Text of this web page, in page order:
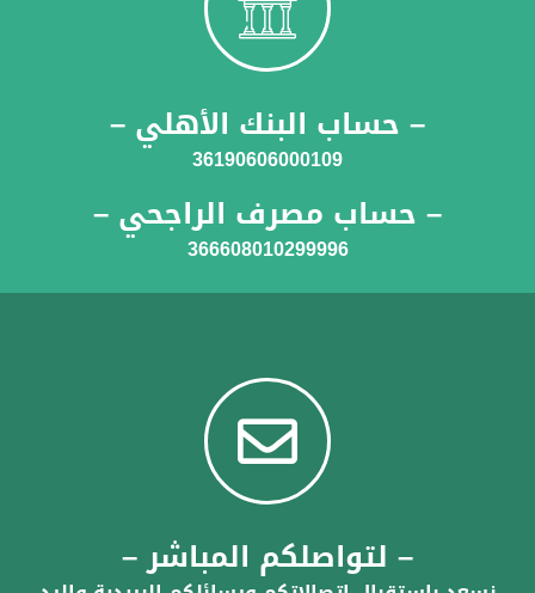
– حساب البنك الأهلي –
36190606000109
– حساب مصرف الراجحي –
366608010299996
– لتواصلكم المباشر –